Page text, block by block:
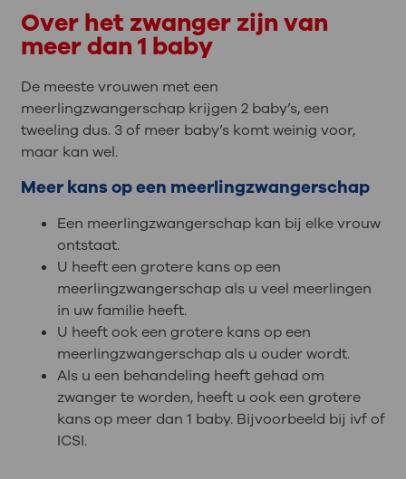
Over het zwanger zijn van
meer dan 1 baby
De meeste vrouwen met een
meerlingzwangerschap krijgen 2 baby’s, een
tweeling dus. 3 of meer baby’s komt weinig voor,
maar kan wel.
Meer kans op een meerlingzwangerschap
Een meerlingzwangerschap kan bij elke vrouw
ontstaat.
U heeft een grotere kans op een
meerlingzwangerschap als u veel meerlingen
in uw familie heeft.
U heeft ook een grotere kans op een
meerlingzwangerschap als u ouder wordt.
Als u een behandeling heeft gehad om
zwanger te worden, heeft u ook een grotere
kans op meer dan 1 baby. Bijvoorbeeld bij ivf of
ICSI.